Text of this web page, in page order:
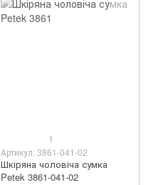
1
Артикул: 3861-041-02
Шкіряна чоловіча сумка
Petek 3861-041-02